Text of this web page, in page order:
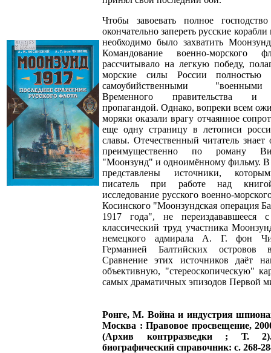
Чтобы завоевать полное
окончательно запереть русские
необходимо было захватить
Командование военно-морского
рассчитывало на легкую победу,
морские силы России полностью
самоубийственными
Временного правительства и
пропагандой. Однако, вопреки всем
моряки оказали врагу отчаянное
еще одну страницу в летописи
славы. Отечественный читатель знает
преимущественно по роману
"Моонзунд" и одноимённому фильму. В
представлены источники,
писатель при работе над
исследование русского военно-
Косинского "Моонзундская операция
1917 года", не
классический труд участника
немецкого адмирала А. Г. фон
Германией Балтийских
Сравнение этих источников даёт
объективную, "стереоскопическую"
самых драматичных эпизодов Первой
Ронге, М. Война и индустрия
Москва : Правовое просвещение,
(Архив контрразведки ; Т.
биографический справочник: с. 268-